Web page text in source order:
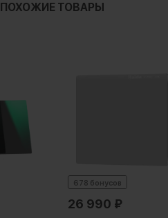
ПОХОЖИЕ ТОВАРЫ
678 бонусов
26 990 ₽